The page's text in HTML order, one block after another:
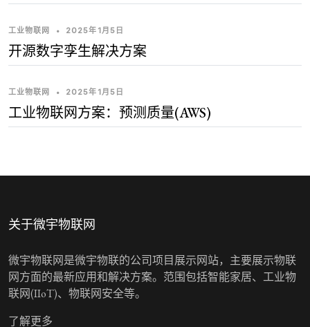
工业物联网 • 2025年1月5日
开源数字孪生解决方案
工业物联网 • 2025年1月5日
工业物联网方案：预测质量(AWS)
关于微宇物联网
微宇物联网是微宇物联的公司项目展示网站，主要展示物联
网方面的最新应用和解决方案。范围包括智能家居、工业物
联网(IIoT)、物联网安全等。
了解更多